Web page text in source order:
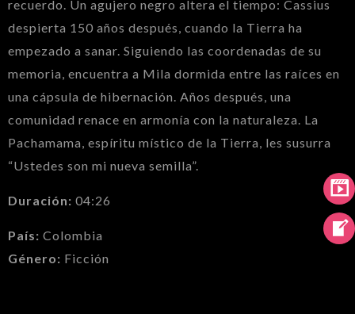
recuerdo. Un agujero negro altera el tiempo: Cassius
despierta 150 años después, cuando la Tierra ha
empezado a sanar. Siguiendo las coordenadas de su
memoria, encuentra a Mila dormida entre las raíces en
una cápsula de hibernación. Años después, una
comunidad renace en armonía con la naturaleza. La
Pachamama, espíritu místico de la Tierra, les susurra
“Ustedes son mi nueva semilla”.
Duración: 04:26
País: Colombia
Género: Ficción